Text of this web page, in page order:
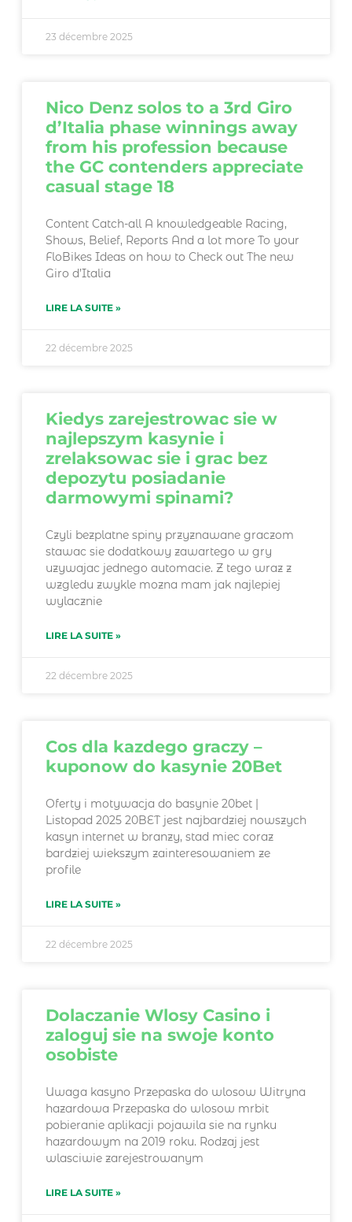
23 décembre 2025
Nico Denz solos to a 3rd Giro
d’Italia phase winnings away
from his profession because
the GC contenders appreciate
casual stage 18
Content Catch-all A knowledgeable Racing,
Shows, Belief, Reports And a lot more To your
FloBikes Ideas on how to Check out The new
Giro d’Italia
LIRE LA SUITE »
22 décembre 2025
Kiedys zarejestrowac sie w
najlepszym kasynie i
zrelaksowac sie i grac bez
depozytu posiadanie
darmowymi spinami?
Czyli bezplatne spiny przyznawane graczom
stawac sie dodatkowy zawartego w gry
uzywajac jednego automacie. Z tego wraz z
wzgledu zwykle mozna mam jak najlepiej
wylacznie
LIRE LA SUITE »
22 décembre 2025
Cos dla kazdego graczy –
kuponow do kasynie 20Bet
Oferty i motywacja do basynie 20bet |
Listopad 2025 20BET jest najbardziej nowszych
kasyn internet w branzy, stad miec coraz
bardziej wiekszym zainteresowaniem ze
profile
LIRE LA SUITE »
22 décembre 2025
Dolaczanie Wlosy Casino i
zaloguj sie na swoje konto
osobiste
Uwaga kasyno Przepaska do wlosow Witryna
hazardowa Przepaska do wlosow mrbit
pobieranie aplikacji pojawila sie na rynku
hazardowym na 2019 roku. Rodzaj jest
wlasciwie zarejestrowanym
LIRE LA SUITE »